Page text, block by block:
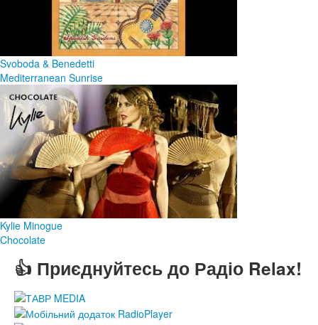
Svoboda & Benedetti
Mediterranean Sunrise
Kylie Minogue
Chocolate
👍 Приєднуйтесь до Радіо Relax!